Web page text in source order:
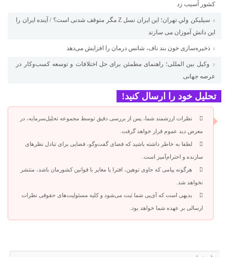
کشور آسیب زد
سیلیکن ولیِ تهران؛ این ایران نسل Z مگر متوقف شدنی است؟ / آینده ایران را
این دانش آموزان می سازند
ذخیره‌سازی خون بند ناف، شانس درمان را افزایش می‌دهد
وکیل بین المللی؛ راهنمای مطمئن برای حل اختلافات و توسعه کسب‌وکار در
عرصه جهانی
تحلیل خود را ارسال کنید!
نظرات ارزشمند شما، پس از بررسی دقیق توسط مجموعه تحلیل‌سرمایه، در
معرض دید عموم قرار خواهد گرفت.
لطفا به خاطر داشته باشید که فضای گفت‌وگو، فضایی برای تبادل نظرهای
سازنده و احترام‌آمیز است.
هرگونه پیامی که حاوی توهین، افترا یا مغایر با قوانین کشورمان باشد، منتشر
نخواهد شد.
بدیهی است که آی‌پی شما ثبت می‌شود و کلیه مسئولیت‌های حقوقی نظرات
ارسالی بر عهده شما خواهد بود.